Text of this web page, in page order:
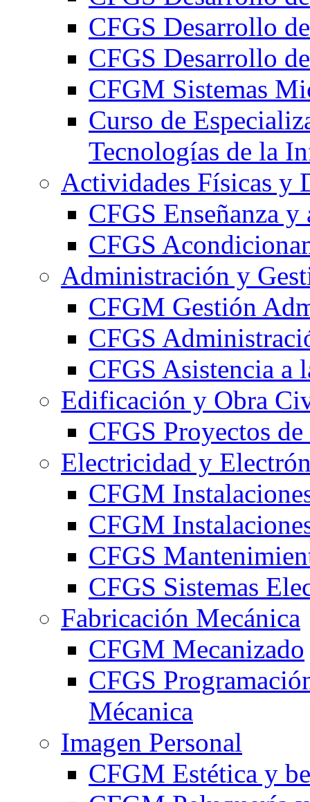
CFGS Desarrollo
CFGS Desarrollo
CFGM Sistemas
Curso de
Tecnologías de la
Actividades Físicas y
CFGS Enseñanza
CFGS
Administración y
CFGM Gestión
CFGS
CFGS Asistencia a
Edificación y Obra
CFGS Proyectos
Electricidad y
CFGM
CFGM
CFGS
CFGS Sistemas
Fabricación Mecánica
CFGM Mecanizado
CFGS
Mécanica
Imagen Personal
CFGM Estética y